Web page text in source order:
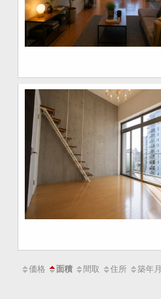
価格 面積 間取 住所 築年月